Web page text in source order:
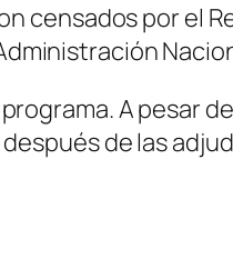
censados por el
A pesar
de las